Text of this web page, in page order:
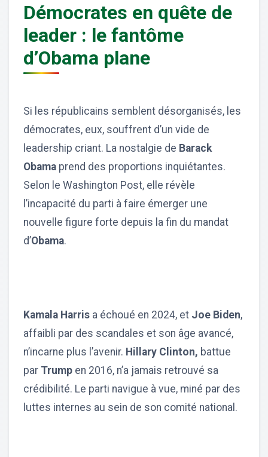
Démocrates en quête de
leader : le fantôme
d’Obama plane
Si les républicains semblent désorganisés, les
démocrates, eux, souffrent d’un vide de
leadership criant. La nostalgie de Barack
Obama prend des proportions inquiétantes.
Selon le Washington Post, elle révèle
l’incapacité du parti à faire émerger une
nouvelle figure forte depuis la fin du mandat
d’Obama.
Kamala Harris a échoué en 2024, et Joe Biden,
affaibli par des scandales et son âge avancé,
n’incarne plus l’avenir. Hillary Clinton, battue
par Trump en 2016, n’a jamais retrouvé sa
crédibilité. Le parti navigue à vue, miné par des
luttes internes au sein de son comité national.